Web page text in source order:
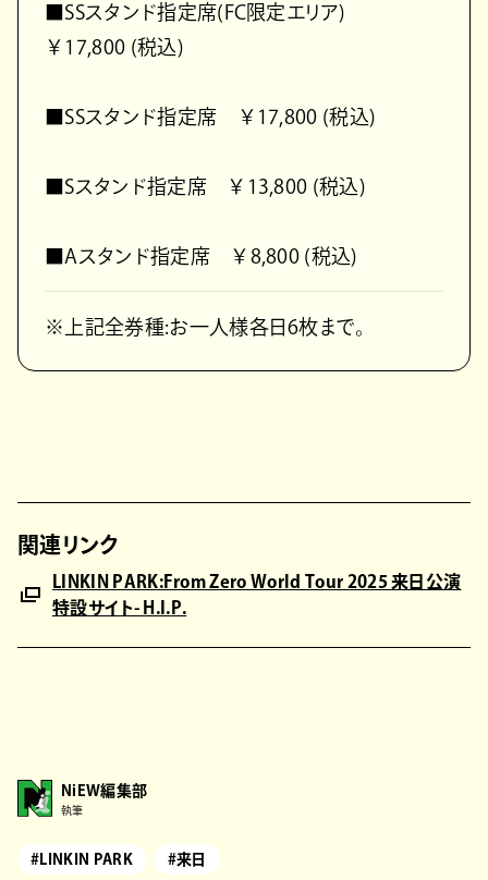
■SSスタンド指定席(FC限定エリア)
￥17,800 (税込)
■SSスタンド指定席 ￥17,800 (税込)
■Sスタンド指定席 ￥13,800 (税込)
■Aスタンド指定席 ￥8,800 (税込)
※上記全券種:お一人様各日6枚まで。
関連リンク
LINKIN PARK:From Zero World Tour 2025 来日公演
特設サイト- H.I.P.
NiEW編集部
執筆
#LINKIN PARK #来日